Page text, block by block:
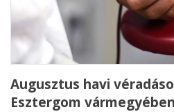
Augusztus havi
Esztergom vármegyében